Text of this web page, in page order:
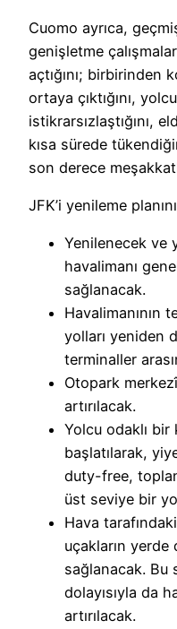
Cuomo ayrıca,
genişletme
açtığını; birbirinden
ortaya çıktığını,
istikrarsızlaştığını,
kısa sürede
son derece
JFK’i yenileme
Yenilenecek ve
havalimanı
sağlanacak.
Havalimanının
yolları yeniden
terminaller
Otopark
artırılacak.
Yolcu odaklı
başlatılarak,
duty-free,
üst seviye bir
Hava
uçakların yerde
sağlanacak. Bu
dolayısıyla da
artırılacak.